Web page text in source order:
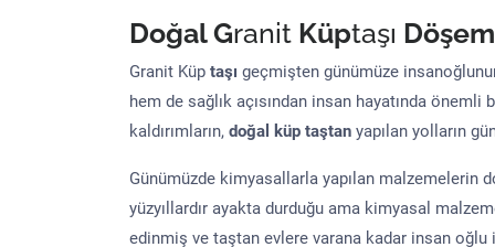
Doğal Granit Küptaşı
Granit Küp taşı geçmişten günümüze
hem de sağlık açısından insan hayatında
kaldırımların, doğal küp taştan yapılan yolların
Günümüzde kimyasallarla yapılan malzemelerin
yüzyıllardır ayakta durduğu ama kimyasal
edinmiş ve taştan evlere varana kadar insan oğlu